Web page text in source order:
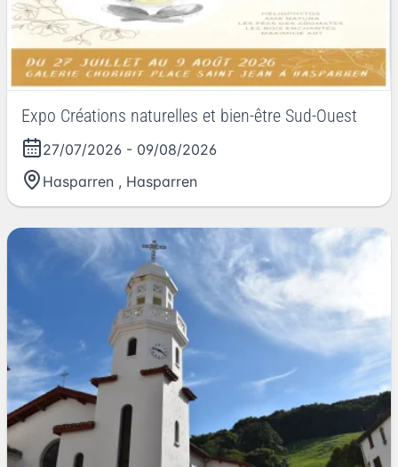
Expo Créations naturelles et bien-être Sud-Ouest
27/07/2026 - 09/08/2026
Hasparren , Hasparren